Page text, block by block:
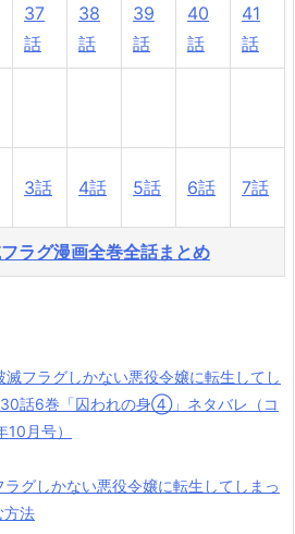
37
話
38
話
39
話
40
話
41
話
3話 4話 5話 6話 7話
ラグ漫画全巻全話まとめ
フラグしかない悪役令嬢に転生してし
話6巻「囚われの身④」ネタバレ（コ
月号）
グしかない悪役令嬢に転生してしまっ
法